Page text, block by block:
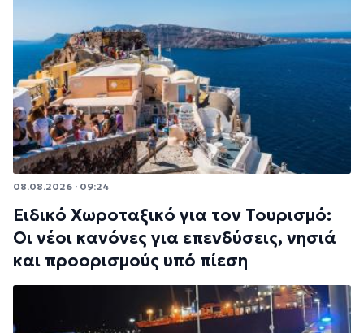
08.08.2026 · 09:24
Ειδικό Χωροταξικό για τον Τουρισμό:
Οι νέοι κανόνες για επενδύσεις, νησιά
και προορισμούς υπό πίεση